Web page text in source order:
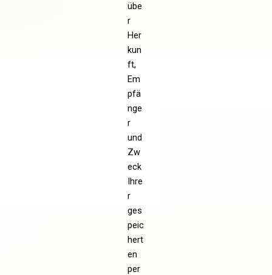
übe
r
Her
kun
ft,
Em
pfä
nge
r
und
Zw
eck
Ihre
r
ges
peic
hert
en
per